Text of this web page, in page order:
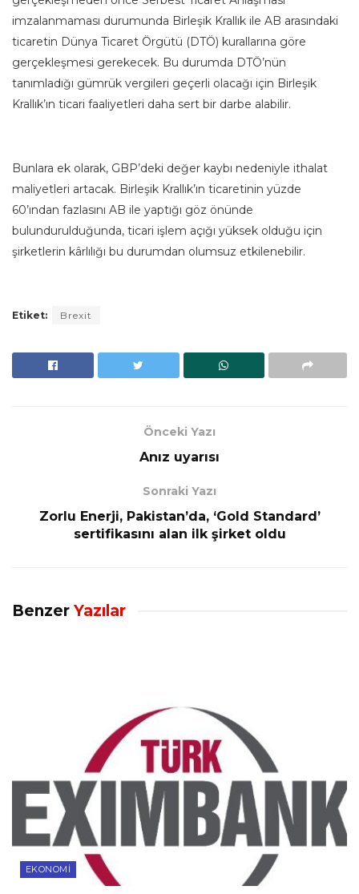
imzalanmaması durumunda Birleşik Krallık ile AB arasındaki
ticaretin Dünya Ticaret Örgütü (DTÖ) kurallarına göre
gerçekleşmesi gerekecek. Bu durumda DTÖ’nün
tanımladığı gümrük vergileri geçerli olacağı için Birleşik
Krallık’ın ticari faaliyetleri daha sert bir darbe alabilir.
Bunlara ek olarak, GBP’deki değer kaybı nedeniyle ithalat
maliyetleri artacak. Birleşik Krallık’ın ticaretinin yüzde
60’ından fazlasını AB ile yaptığı göz önünde
bulundurulduğunda, ticari işlem açığı yüksek olduğu için
şirketlerin kârlılığı bu durumdan olumsuz etkilenebilir.
Etiket: Brexit
Önceki Yazı
Anız uyarısı
Sonraki Yazı
Zorlu Enerji, Pakistan’da, ‘Gold Standard’
sertifikasını alan ilk şirket oldu
Benzer Yazılar
EKONOMI